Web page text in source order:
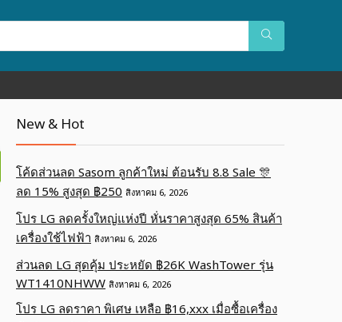
New & Hot
โค้ดส่วนลด Sasom ลูกค้าใหม่ ต้อนรับ 8.8 Sale 🎊
ลด 15% สูงสุด ฿250 สิงหาคม 6, 2026
โปร LG ลดครั้งใหญ่แห่งปี หั่นราคาสูงสุด 65% สินค้า
เครื่องใช้ไฟฟ้า สิงหาคม 6, 2026
ส่วนลด LG สุดคุ้ม ประหยัด ฿26K WashTower รุ่น
WT1410NHWW สิงหาคม 6, 2026
โปร LG ลดราคา พิเศษ เหลือ ฿16,xxx เมื่อซื้อเครื่อง